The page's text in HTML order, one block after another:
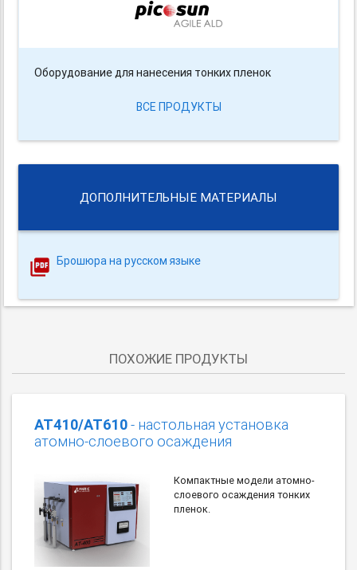
Оборудование для нанесения тонких пленок
ВСЕ ПРОДУКТЫ
ДОПОЛНИТЕЛЬНЫЕ МАТЕРИАЛЫ
Брошюра на русском языке
ПОХОЖИЕ ПРОДУКТЫ
АТ410/АТ610- настольная установка
атомно-слоевого осаждения
Компактные модели атомно-
слоевого осаждения тонких
пленок.